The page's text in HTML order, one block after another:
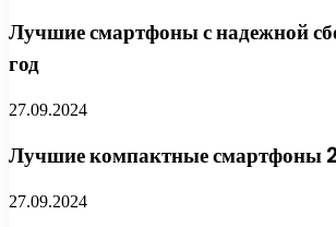
Лучшие смартфоны с надежной
год
27.09.2024
Лучшие компактные смартфоны
27.09.2024